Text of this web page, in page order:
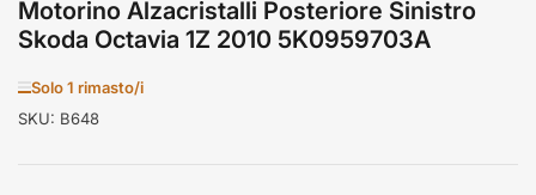
Motorino Alzacristalli Posteriore Sinistro
Skoda Octavia 1Z 2010 5K0959703A
Solo 1 rimasto/i
SKU: B648